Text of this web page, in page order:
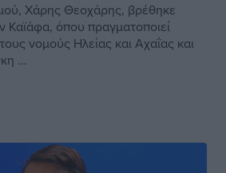
Χάρης Θεοχάρης, βρέθηκε
Καϊάφα, όπου πραγματοποιεί
νομούς Ηλείας και Αχαΐας και
...